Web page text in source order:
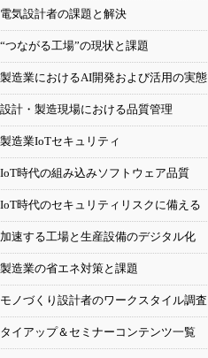
電気設計者の課題と解決
“つながる工場”の現状と課題
製造業におけるAI開発および活用の実態
設計・製造現場における品質管理
製造業IoTセキュリティ
IoT時代の組み込みソフトウェア品質
IoT時代のセキュリティリスクに備える
加速する工場と生産設備のデジタル化
製造業の省エネ対策と課題
モノづくり設計者のワークスタイル調査
タイアップ＆セミナーコンテンツ一覧